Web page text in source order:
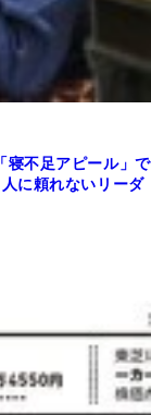
不足アピール」で
に頼れないリーダ